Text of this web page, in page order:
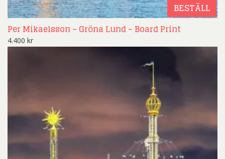
BESTÄLL
Per Mikaelsson – Gröna Lund – Board Print
4.400 kr